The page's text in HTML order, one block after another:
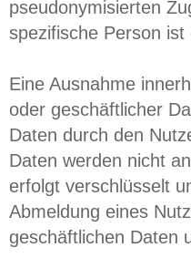
pseudonymisierten
spezifische Person
Eine Ausnahme
oder geschäftlicher
Daten durch den
Daten werden nicht
erfolgt verschlüsselt
Abmeldung eines
geschäftlichen Daten